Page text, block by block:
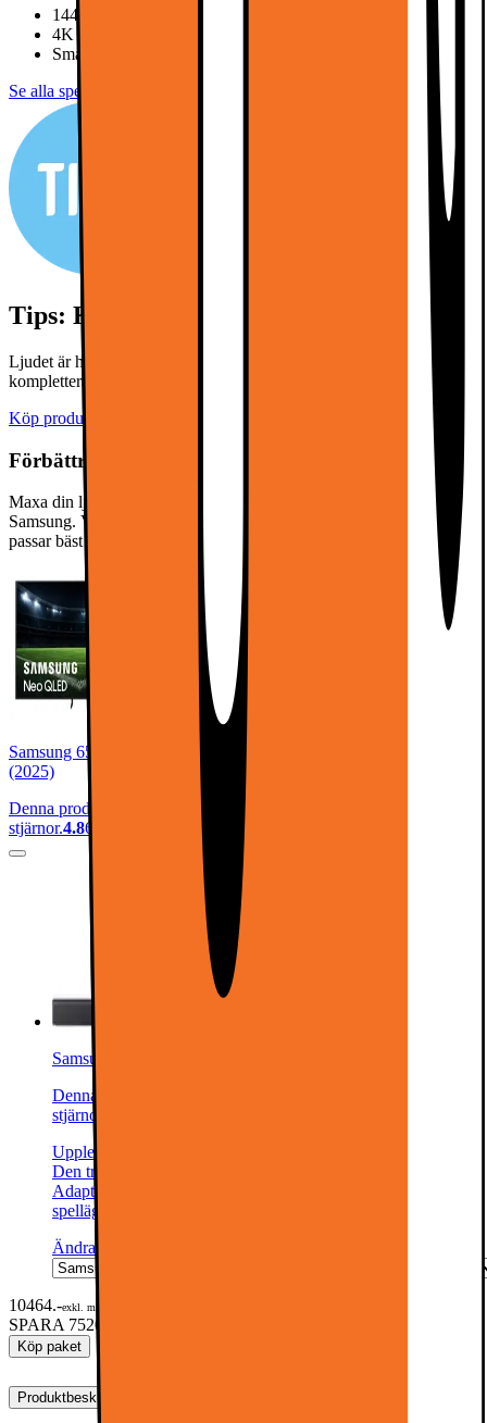
144Hz, 4x HDMI, HDMI eArc
4K AI Upscaling, AI Processor, HDR
Smart TV, Mini LED, Art Store
Se alla specifikationer
Tips: Köp till en soundbar
Ljudet är halva upplevelsen! Klicka på "köp produkterna" för att
komplettera din TV med en passande soundbar.
Köp produkterna
Förbättra ljudupplevelsen!
Maxa din ljudupplevelse med en matchande soundbar från
Samsung. Välj bland våra olika modeller och hitta den lösning som
passar bäst för dig.
Samsung 65” QN1EF Neo QLED 4K Edge MiniLED Smart TV
(2025)
Denna produkt har blivit bedömd som 4.8 av 5 möjliga
stjärnor.4.862
Samsung 2.1ch HW-B460F soundbar (svart)
Denna produkt har blivit bedömd som 4.4 av 5 möjliga
stjärnor.
Upplev fylligt ljud med Samsung 2.1ch HW-B460F soundbar.
Den trådlösa subwoofern med Bass Boost, Dolby Audio och
Adaptive Sound levererar ett rikt och precist ljud medan
spelläget förhöjer din gamingupplevelse.
Ändra
10464.-exkl. moms
SPARA 7520
Köp paket
Produktbeskrivning